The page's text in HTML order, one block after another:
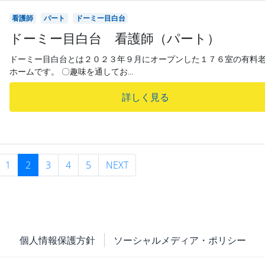
看護師 パート ドーミー目白台
ドーミー目白台 看護師（パート）
ドーミー目白台とは２０２３年９月にオープンした１７６室の有料
ホームです。 〇趣味を通してお...
詳しく見る
1 2 3 4 5 NEXT
個人情報保護方針 ソーシャルメディア・ポリシー